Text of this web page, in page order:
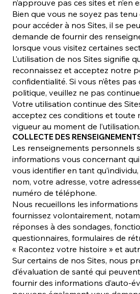
n’approuve pas ces sites et n’en
Bien que vous ne soyez pas tenu
pour accéder à nos Sites, il se
demande de fournir des
lorsque vous visitez certaines
L’utilisation de nos Sites signifie
reconnaissez et acceptez notre
confidentialité. Si vous n’êtes pas
politique, veuillez ne pas
Votre utilisation continue des
acceptez ces conditions et toute
vigueur au moment de l’utilisation.
COLLECTE DES
Les renseignements personnels
informations vous concernant
vous identifier en tant
nom, votre adresse, votre
numéro de téléphone.
Nous recueillons les
fournissez volontairement,
réponses à des sondages,
questionnaires, formulaires de
« Racontez votre histoire » et
Sur certains de nos Sites, nous
d’évaluation de santé qui
fournir des informations d’auto-